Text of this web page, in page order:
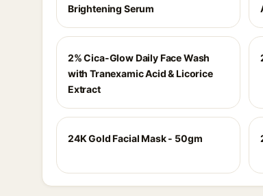
Brightening Serum
2% Cica-Glow Daily Face Wash
with Tranexamic Acid & Licorice
Extract
24K Gold Facial Mask - 50gm